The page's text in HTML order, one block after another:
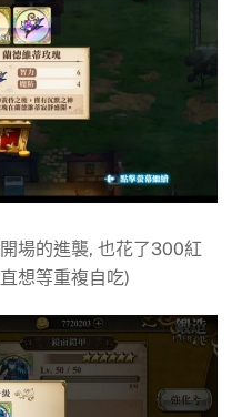
場的進襲, 也花了300紅
想等重複自吃)